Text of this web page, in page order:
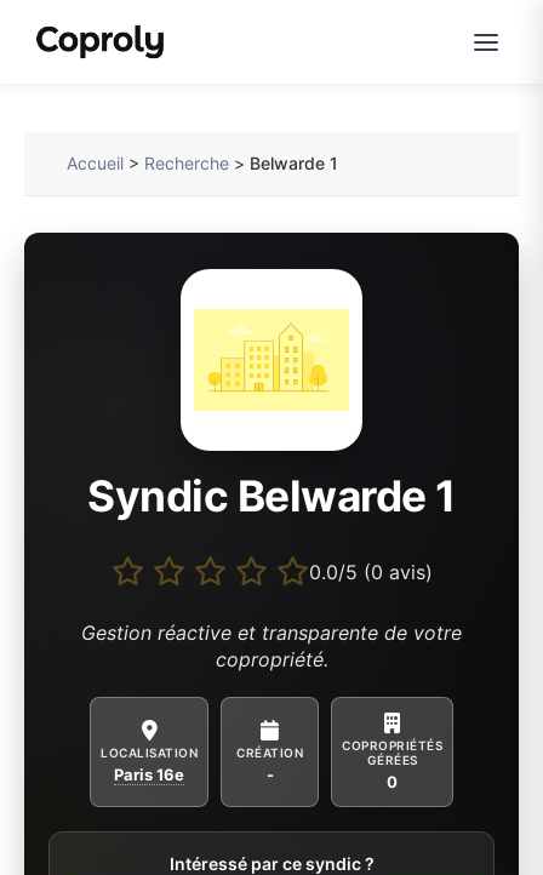
Accueil > Recherche > Belwarde 1
Syndic Belwarde 1
0.0/5 (0 avis)
Gestion réactive et transparente de votre
copropriété.
LOCALISATION
Paris 16e
CRÉATION
-
COPROPRIÉTÉS
GÉRÉES
0
Intéressé par ce syndic ?